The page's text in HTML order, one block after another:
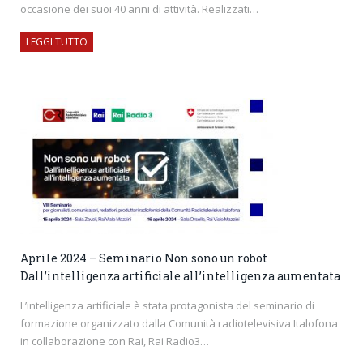
occasione dei suoi 40 anni di attività. Realizzati…
LEGGI TUTTO
Aprile 2024 – Seminario Non sono un robot
Dall’intelligenza artificiale all’intelligenza aumentata
L’intelligenza artificiale è stata protagonista del seminario di
formazione organizzato dalla Comunità radiotelevisiva Italofona
in collaborazione con Rai, Rai Radio3…